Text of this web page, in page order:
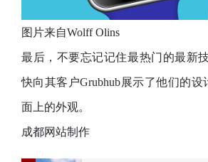
图片来自Wolff Olins
最后，不要忘记记住最热门的最新
快向其客户Grubhub展示了他们的设
面上的外观。
成都网站制作